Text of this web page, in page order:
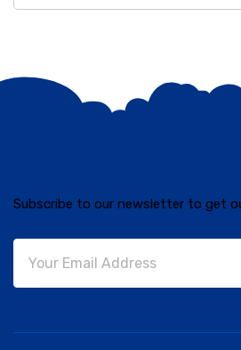
Subscribe to our newsletter to get